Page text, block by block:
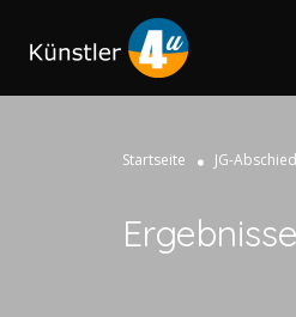
Startseite JG-Abschied